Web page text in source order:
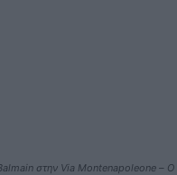
στην Via Montenapoleone – Ο